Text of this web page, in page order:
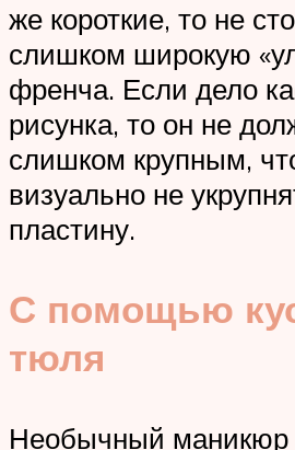
же короткие, то не
слишком широкую
френча. Если дело
рисунка, то он не
слишком крупным,
визуально не
пластину.
С помощью
тюля
Необычный маникюр